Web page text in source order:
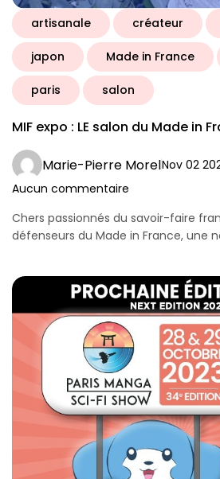
artisanale créateur
japon Made in France
paris salon
MIF expo : LE salon du Made in
Marie-Pierre MorelNov 02
Aucun commentaire
Chers passionnés du savoir-faire
défenseurs du Made in France, une